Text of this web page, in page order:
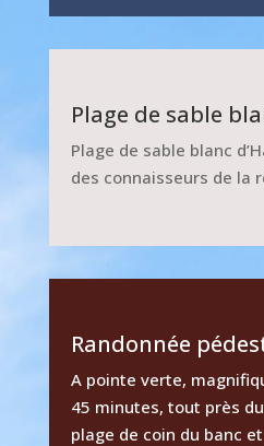
Plage de sable
Plage de sable blanc
des connaisseurs de la
Randonnée
A pointe verte,
45 minutes, tout près
plage de coin du banc